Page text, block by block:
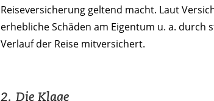
Reiseversicherung geltend macht. Laut
erhebliche Schäden am Eigentum u. a. durch
Verlauf der Reise mitversichert.
2. Die Klage